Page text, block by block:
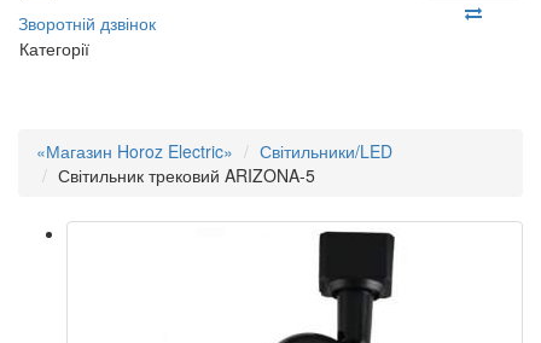
Зворотній дзвінок
Категорії
«Магазин Horoz Electric»
Світильники/LED
Світильник трековий ARIZONA-5